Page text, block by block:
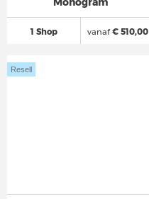
1 Shop vanaf€ 510,00
Resell